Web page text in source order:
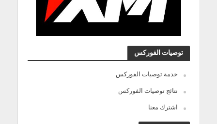
توصيات الفوركس
خدمة توصيات الفوركس
نتائج توصيات الفوركس
اشترك معنا